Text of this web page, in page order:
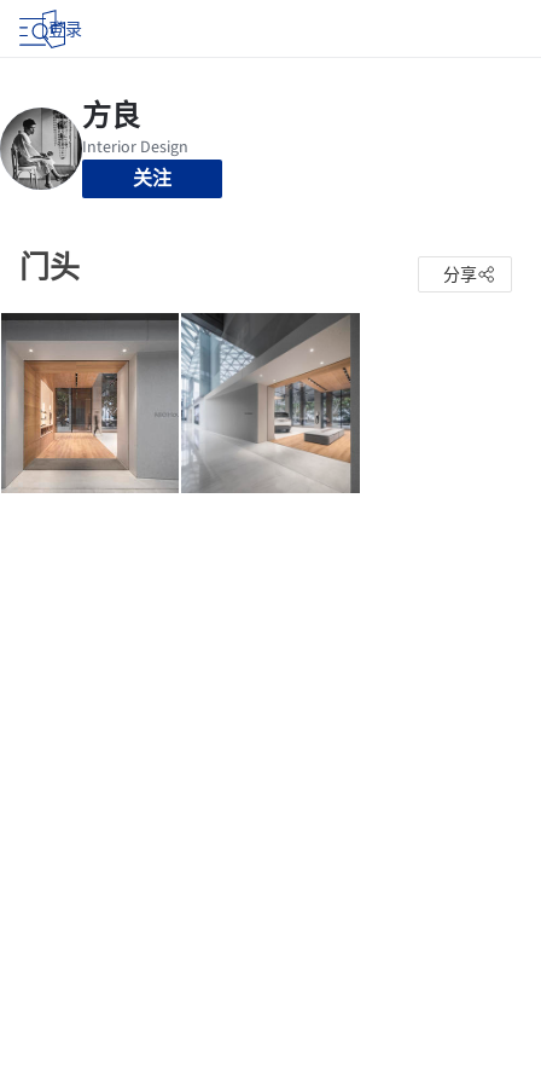
登录
关注
门头 分享